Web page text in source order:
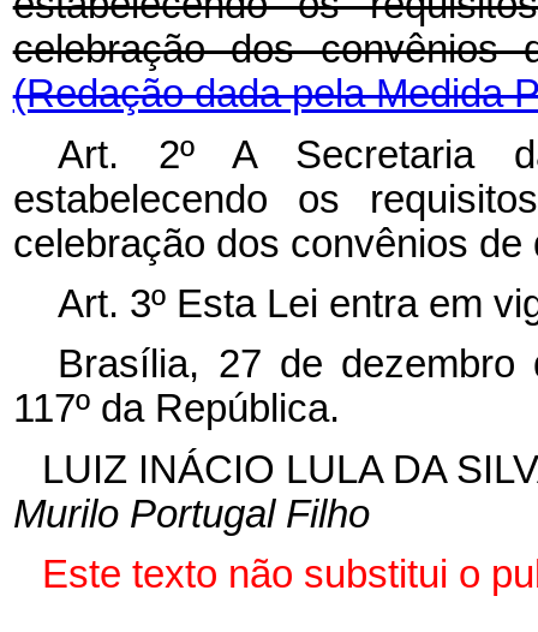
celebração dos
(Redação dada pela Medida
Art. 2º A Secretaria
estabelecendo os
celebração dos convênios de
Art. 3º Esta Lei entra em
Brasília, 27 de dezembro
117º da República.
LUIZ INÁCIO LULA DA
Murilo Portugal Filho
Este texto não substitui o